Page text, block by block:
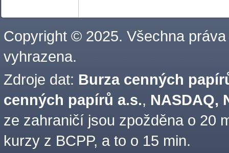
Copyright © 2025. Všechna práva
vyhrazena.
Zdroje dat: Burza cenných
cenných papírů a.s., NASDAQ,
ze zahraničí jsou zpožděna o 20
kurzy z BCPP, a to o 15 min.